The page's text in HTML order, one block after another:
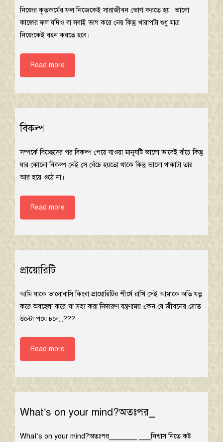
নিজের কৃতকর্মের ফল নিজেকেই সারাজীবন ভোগ করতে হয়। ভালো
কাজের ফল যদিও বা সবাই ভাগ করে নেয় কিন্তু খারাপটা শুধু মাত্র
নিজেকেই বহন করতে হবে।
Read more
বিকল্প
সম্পর্কে বিচ্ছেদের পর বিকল্প পেয়ে যাওয়া মানুষটি ভালো ভাবেই বাঁচে কিন্তু
যার কোনো বিকল্প নেই সে বেঁচে হয়তো থাকে কিন্তু ভালো থাকাটা তার
আর হয়ে ওঠে না।
Read more
প্রায়োরিটি
আমি যাকে ভালোবাসি কিংবা প্রায়োরিটির শীর্ষে রাখি সেই আমাকে অতি যত্ন
করে অবহেলা করে।যা সহ্য করা নিদারুণ যন্ত্রণাময়।কেন যে জীবনের স্রোত
উল্টো পথে চলে,,,???
Read more
What’s on your mind?অতঃপর_
What’s on your mind?অতঃপর_______ ___নিশ্বাস নিতে কষ্ট